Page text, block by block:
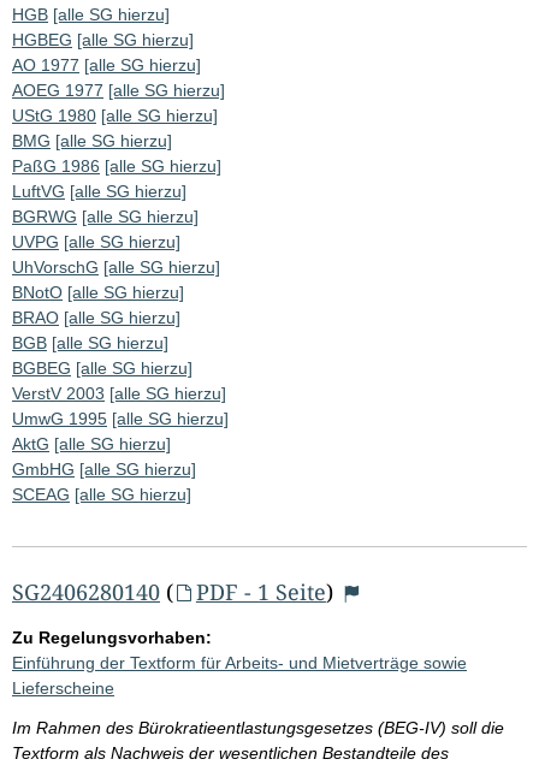
HGB [alle SG hierzu]
HGBEG [alle SG hierzu]
AO 1977 [alle SG hierzu]
AOEG 1977 [alle SG hierzu]
UStG 1980 [alle SG hierzu]
BMG [alle SG hierzu]
PaßG 1986 [alle SG hierzu]
LuftVG [alle SG hierzu]
BGRWG [alle SG hierzu]
UVPG [alle SG hierzu]
UhVorschG [alle SG hierzu]
BNotO [alle SG hierzu]
BRAO [alle SG hierzu]
BGB [alle SG hierzu]
BGBEG [alle SG hierzu]
VerstV 2003 [alle SG hierzu]
UmwG 1995 [alle SG hierzu]
AktG [alle SG hierzu]
GmbHG [alle SG hierzu]
SCEAG [alle SG hierzu]
SG2406280140 ( PDF - 1 Seite)
Zu Regelungsvorhaben:
Einführung der Textform für Arbeits- und Mietverträge sowie
Lieferscheine
Im Rahmen des Bürokratieentlastungsgesetzes (BEG-IV) soll die
Textform als Nachweis der wesentlichen Bestandteile des